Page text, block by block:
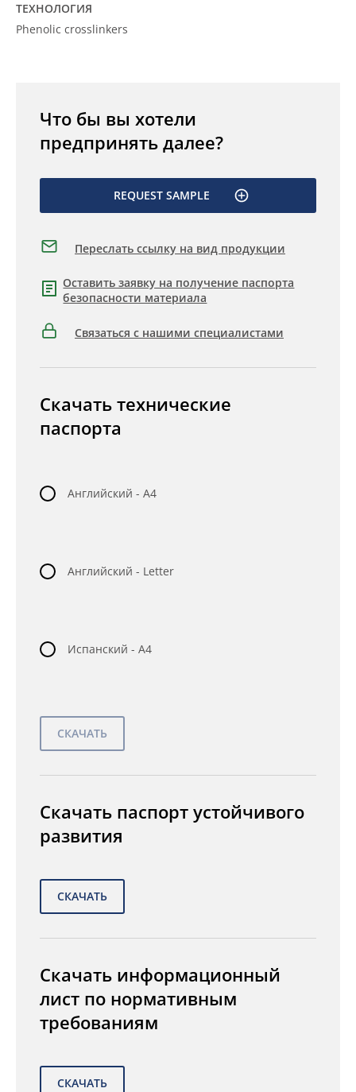
ТЕХНОЛОГИЯ
Phenolic crosslinkers
Что бы вы хотели
предпринять далее?
REQUEST SAMPLE
Переслать ссылку на вид продукции
Оставить заявку на получение паспорта
безопасности материала
Связаться с нашими специалистами
Скачать технические
паспорта
Английский - A4
Английский - Letter
Испанский - A4
Скачать паспорт устойчивого
развития
Скачать информационный
лист по нормативным
требованиям